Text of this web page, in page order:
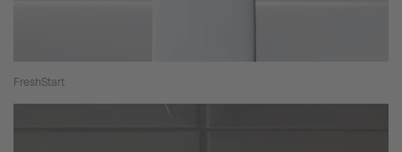
FreshStart